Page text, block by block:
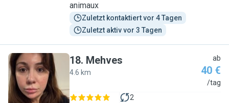
animaux
Zuletzt kontaktiert vor 4 Tagen
Zuletzt aktiv vor 3 Tagen
M
18. Mehves
4.6 km
ab
40 €
/tag
2